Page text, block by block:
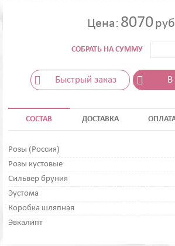
Цена: 8070руб
СОБРАТЬ НА СУММУ
Быстрый заказ
СОСТАВ ДОСТАВКА
Розы (Россия)
Розы кустовые
Сильвер бруния
Эустома
Коробка шляпная
Эвкалипт